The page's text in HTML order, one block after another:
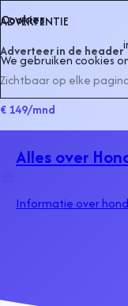
ADVERTENTIE
Adverteer in de header
Zichtbaar op elke
€ 149/mnd
Alles over
Informatie over
Cookies
We gebruiken cookies